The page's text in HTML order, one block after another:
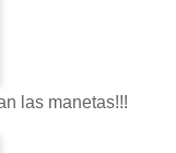
las manetas!!!